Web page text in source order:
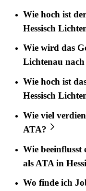
Wie hoch ist
Hessisch
Wie wird das
Lichtenau
Wie hoch ist
Hessisch
Wie viel
ATA?
Wie beeinflusst
als ATA in
Wo finde ich